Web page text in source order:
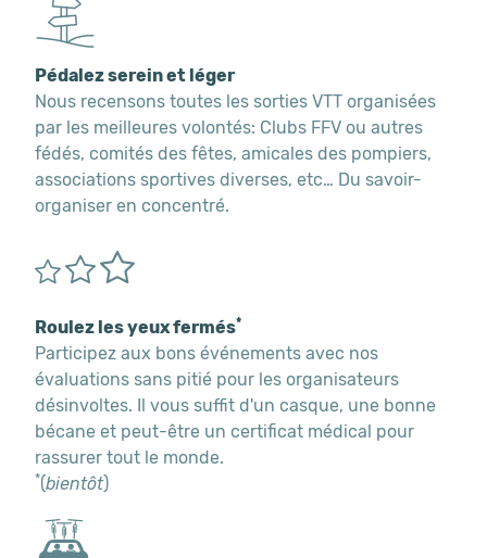
Pédalez serein et léger
Nous recensons toutes les sorties VTT organisées
par les meilleures volontés: Clubs FFV ou autres
fédés, comités des fêtes, amicales des pompiers,
associations sportives diverses, etc… Du savoir-
organiser en concentré.
Roulez les yeux fermés*
Participez aux bons événements avec nos
évaluations sans pitié pour les organisateurs
désinvoltes. Il vous suffit d'un casque, une bonne
bécane et peut-être un certificat médical pour
rassurer tout le monde.
*(bientôt)